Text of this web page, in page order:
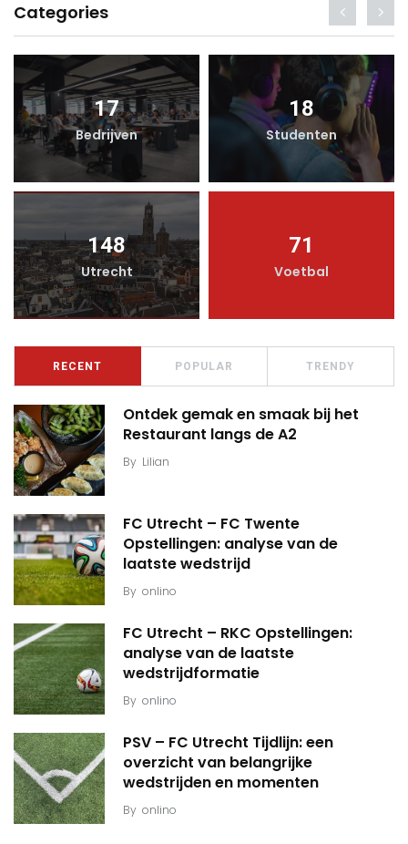
Categories
17
Bedrijven
18
Studenten
148
Utrecht
71
Voetbal
RECENT POPULAR TRENDY
Ontdek gemak en smaak bij het
Restaurant langs de A2
By Lilian
FC Utrecht – FC Twente
Opstellingen: analyse van de
laatste wedstrijd
By onlino
FC Utrecht – RKC Opstellingen:
analyse van de laatste
wedstrijdformatie
By onlino
PSV – FC Utrecht Tijdlijn: een
overzicht van belangrijke
wedstrijden en momenten
By onlino